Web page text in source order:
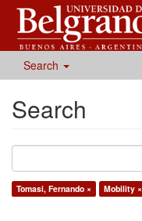
Search
Search
Tomasi, Fernando × Mobility ×